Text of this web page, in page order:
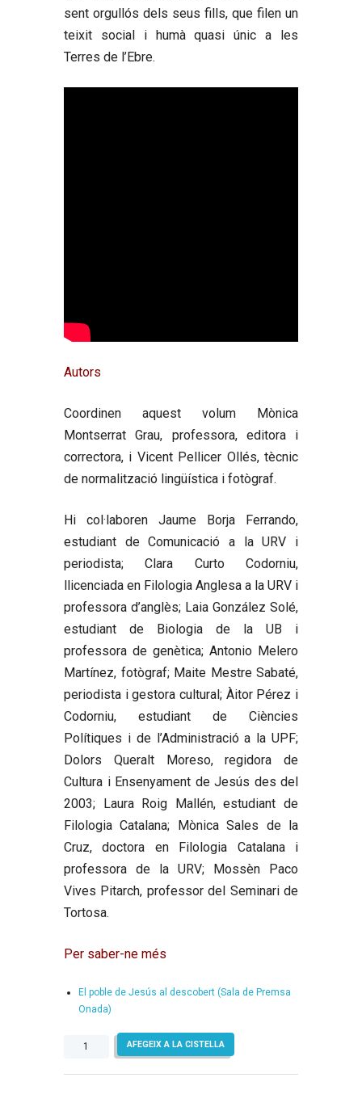
sent orgullós dels seus fills, que filen un
teixit social i humà quasi únic a les
Terres de l’Ebre.
Autors
Coordinen aquest volum Mònica
Montserrat Grau, professora, editora i
correctora, i Vicent Pellicer Ollés, tècnic
de normalització lingüística i fotògraf.
Hi col·laboren Jaume Borja Ferrando,
estudiant de Comunicació a la URV i
periodista;Clara Curto Codorniu,
llicenciada en Filologia Anglesa a la URV i
professora d’anglès; Laia González Solé,
estudiant de Biologia de la UB i
professora de genètica; Antonio Melero
Martínez, fotògraf; Maite Mestre Sabaté,
periodista i gestora cultural; Àitor Pérez i
Codorniu, estudiant de Ciències
Polítiques i de l’Administració a la UPF;
Dolors Queralt Moreso, regidora de
Cultura i Ensenyament de Jesús des del
2003; Laura Roig Mallén, estudiant de
Filologia Catalana; Mònica Sales de la
Cruz, doctora en Filologia Catalana i
professora de la URV; Mossèn Paco
Vives Pitarch, professor del Seminari de
Tortosa.
Per saber-ne més
El poble de Jesús al descobert (Sala de Premsa
Onada)
quantitat
Jesús
AFEGEIX A LA CISTELLA